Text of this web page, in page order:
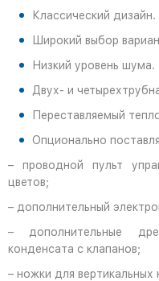
Классический дизайн.
Широкий выбор
Низкий уровень шума.
Двух- и
Переставляемый
Опционально
– проводной пульт
цветов;
– дополнительный
– дополнительные
конденсата с клапанов;
– ножки для вертикальных